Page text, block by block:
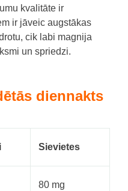
kvalitāte ir
ir jāveic augstākas
cik labi magnija
un spriedzi.
diennakts
Sievietes
80 mg